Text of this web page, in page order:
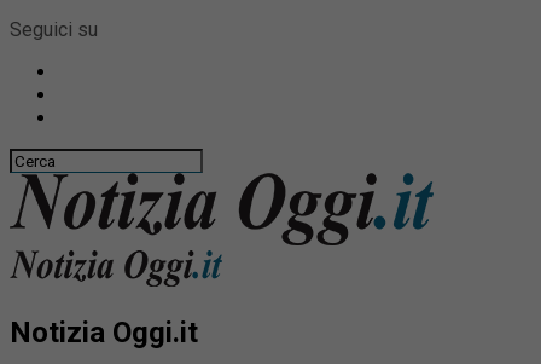
Seguici su
Notizia Oggi.it